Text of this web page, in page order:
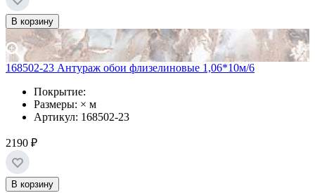
В корзину
168502-23 Антураж обои флизелиновые 1,06*10м/6
Покрытие:
Размеры: × м
Артикул: 168502-23
2190 ₽
В корзину